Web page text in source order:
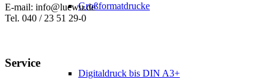
Großformatdrucke
Digitaldruck bis DIN A3+
E-mail: info@luewu.de
Tel. 040 / 23 51 29-0
Service